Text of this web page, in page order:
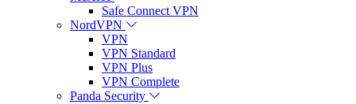
Safe Connect VPN
NordVPN
VPN
VPN Standard
VPN Plus
VPN Complete
Panda Security